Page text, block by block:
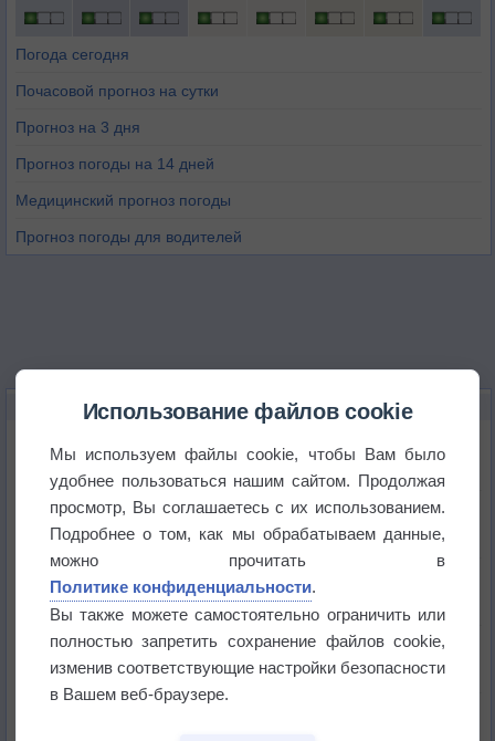
Погода сегодня
Почасовой прогноз на сутки
Прогноз на 3 дня
Прогноз погоды на 14 дней
Медицинский прогноз погоды
Прогноз погоды для водителей
НОВОЕ О ПОГОДЕ
Приложение построит маршрут через тень
Атмосфера начала замерзать
В Приморье обнаружены морские волны тепла
Изменение климата повлияло на ареал обитания
Использование файлов cookie
Мы используем файлы cookie, чтобы Вам было
удобнее пользоваться нашим сайтом. Продолжая
просмотр, Вы соглашаетесь с их использованием.
Подробнее о том, как мы обрабатываем данные,
можно прочитать в
Политике конфиденциальности.
Вы также можете самостоятельно ограничить или
полностью запретить сохранение файлов cookie,
изменив соответствующие настройки безопасности
в Вашем веб-браузере.